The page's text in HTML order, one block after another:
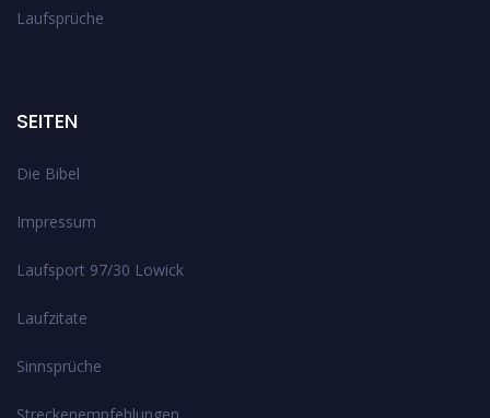
Laufsprüche
SEITEN
Die Bibel
Impressum
Laufsport 97/30 Lowick
Laufzitate
Sinnsprüche